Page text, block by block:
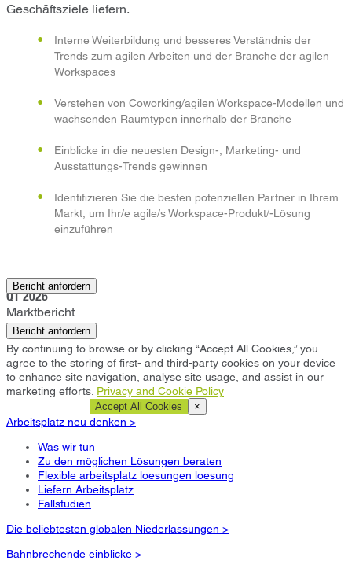
Geschäftsziele liefern.
Interne Weiterbildung und besseres Verständnis der
Trends zum agilen Arbeiten und der Branche der agilen
Workspaces
Verstehen von Coworking/agilen Workspace-Modellen und
wachsenden Raumtypen innerhalb der Branche
Einblicke in die neuesten Design-, Marketing- und
Ausstattungs-Trends gewinnen
Identifizieren Sie die besten potenziellen Partner in Ihrem
Markt, um Ihr/e agile/s Workspace-Produkt/-Lösung
einzuführen
Bericht anfordern
Dallas
Q1 2026
Marktbericht
Bericht anfordern
By continuing to browse or by clicking “Accept All Cookies,” you
agree to the storing of first- and third-party cookies on your device
to enhance site navigation, analyse site usage, and assist in our
marketing efforts. Privacy and Cookie Policy
Accept All Cookies ×
Arbeitsplatz neu denken >
Was wir tun
Zu den möglichen Lösungen beraten
Flexible arbeitsplatz loesungen loesung
Liefern Arbeitsplatz
Fallstudien
Die beliebtesten globalen Niederlassungen >
Bahnbrechende einblicke >